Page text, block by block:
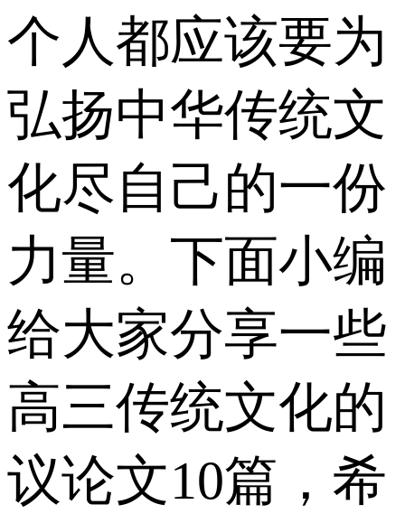
个人都应该要为
弘扬中华传统文
化尽自己的一份
力量。下面小编
给大家分享一些
高三传统文化的
议论文10篇，希